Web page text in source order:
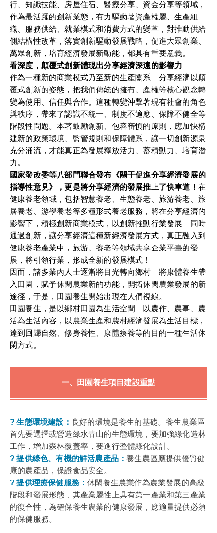
行、知識技能、房屋住宿、醫療分享、資金分享等領域，
作為最活躍的創新業態，有力驅動著資產權屬、生產組
織、服務供給、就業模式和消費方式的變革，對推動供給
側結構性改革，落實創新驅動發展戰略，促進大眾創業、
萬眾創新，培育經濟發展新動能，都具有重要意義。
看深度，顛覆式創新體現出分享經濟深遠的影響力
作為一種新的商業模式乃至新的生產關系，分享經濟以顛
覆式創新的姿態，把我們傳統的擁有、產權等核心觀念轉
變為使用、信任與合作。這種轉變沖擊著現有社會的角色
與秩序，帶來了認識不統一、制度不適應、保障不健全等
階段性問題。本著鼓勵創新、包容審慎的原則，應加快構
建新的政策環境、監管規則和保障體系，讓一切創新源泉
充分涌流，才能真正為發展釋放活力、蓄積動力、培育潛
力。
國家發改委等八部門聯合發布《關于促進分享經濟發展的
指導性意見》，更是將分享經濟的發展推上了快車道！ 在
健康養老領域，包括智慧養老、生態養老、旅游養老、旅
居養老、游學養老等多種形式養老服務，將在分享經濟的
影響下，積極創新商業模式，以創新推動行業發展，同時
通過創新，讓分享經濟這種新經濟發展方式，真正融入到
健康養老產業中，旅游、養老等領域共享企業平臺的發
展，將引領行業，形成全新的發展模式！
因而，諸多業內人士逐漸將目光轉向鄉村，將康體養生帶
入田園，賦予休閑農業新的功能，開拓休閑農業發展的新
途徑，于是，田園養生開始出現在人們視線。
田園養生，是以鄉村田園為生活空間，以農作、農事、農
活為生活內容，以農業生產和農村經濟發展為生活目標，
達到回歸自然、修身養性、康體療養等的目的一種生活休
閑方式。
一、田園養生項目建設重點
? 生態環境建設： 良好的環境是養生的基礎。養生農業區
首先要選擇或營造綠水青山的生態環境，要加強綠化造林
工作，增加森林覆蓋率，要進行整體綠化設計。
? 提供綠色、有機的鮮活農產品：養生農區應提供優質健
康的農產品，保證食品安全。
? 提供理療保健服務：休閑養生農業作為農業發展的高級
階段和發展形態，其產業屬性上具有第一產業和第三產業
的復合性，為確保養生農業的健康發展，應適量提供必須
的保健服務。